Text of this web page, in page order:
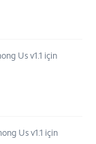
Us v1.1 için
Us v1.1 için